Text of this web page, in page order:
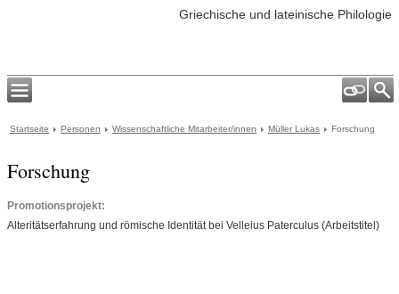
Griechische und lateinische Philologie
Startseite Personen Wissenschaftliche Mitarbeiter/innen Müller Lukas Forschung
Forschung
Promotionsprojekt:
Alteritätserfahrung und römische Identität bei Velleius Paterculus (Arbeitstitel)